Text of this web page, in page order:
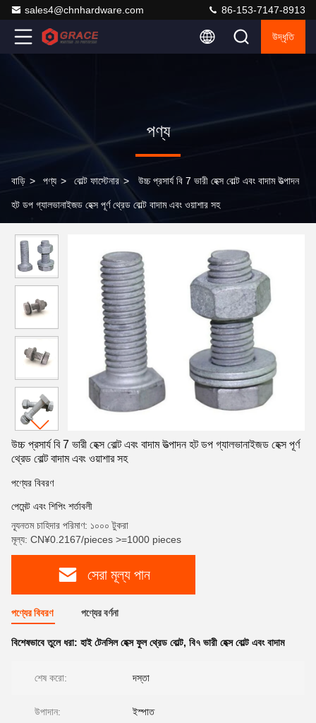
sales4@chnhardware.com 86-153-7147-8913
উদ্ধৃতি
পণ্য
বাড়ি > পণ্য > বোল্ট ফাস্টেনার > উচ্চ প্রসার্য বি 7 ভারী হেক্স বোল্ট এবং বাদাম উত্পাদন
হট ডপ গ্যালভানাইজড হেক্স পূর্ণ থ্রেড বোল্ট বাদাম এবং ওয়াশার সহ
উচ্চ প্রসার্য বি 7 ভারী হেক্স বোল্ট এবং বাদাম উত্পাদন হট ডপ গ্যালভানাইজড হেক্স পূর্ণ
থ্রেড বোল্ট বাদাম এবং ওয়াশার সহ
পণ্যের বিবরণ
পেমেন্ট এবং শিপিং শর্তাবলী
ন্যূনতম চাহিদার পরিমাণ: ১০০০ টুকরা
মূল্য: CN¥0.2167/pieces >=1000 pieces
সেরা মূল্য পান
পণ্যের বিবরণ পণ্যের বর্ণনা
বিশেষভাবে তুলে ধরা: হাই টেনসিল হেক্স ফুল থ্রেড বোল্ট, বি৭ ভারী হেক্স বোল্ট এবং বাদাম
শেষ করো: দস্তা
উপাদান: ইস্পাত